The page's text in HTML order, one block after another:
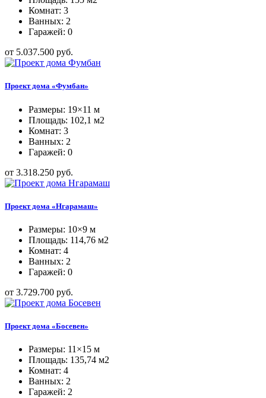
Комнат: 3
Ванных: 2
Гаражей: 0
от 5.037.500 руб.
Проект дома «Фумбан»
Размеры: 19×11 м
Площадь: 102,1 м2
Комнат: 3
Ванных: 2
Гаражей: 0
от 3.318.250 руб.
Проект дома «Нгарамаш»
Размеры: 10×9 м
Площадь: 114,76 м2
Комнат: 4
Ванных: 2
Гаражей: 0
от 3.729.700 руб.
Проект дома «Босевен»
Размеры: 11×15 м
Площадь: 135,74 м2
Комнат: 4
Ванных: 2
Гаражей: 2